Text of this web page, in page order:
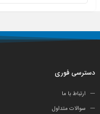
دسترسی فوری
ارتباط با ما
سوالات متداول